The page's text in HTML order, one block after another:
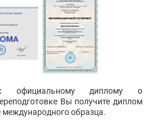
официальному диплому о
Вы получите диплом
образца.